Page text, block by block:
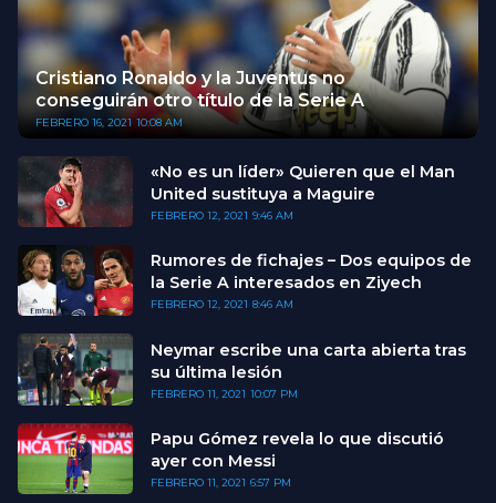
Cristiano Ronaldo y la Juventus no
conseguirán otro título de la Serie A
FEBRERO 16, 2021 10:08 AM
«No es un líder» Quieren que el Man
United sustituya a Maguire
FEBRERO 12, 2021 9:46 AM
Rumores de fichajes – Dos equipos de
la Serie A interesados en Ziyech
FEBRERO 12, 2021 8:46 AM
Neymar escribe una carta abierta tras
su última lesión
FEBRERO 11, 2021 10:07 PM
Papu Gómez revela lo que discutió
ayer con Messi
FEBRERO 11, 2021 6:57 PM